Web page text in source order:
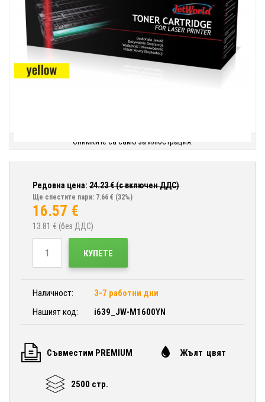
Снимките са само за илюстрация.
Редовна цена: 24.23€ (с включен ДДС)
Ще спестите пари: 7.66 € (32%)
16.57 €
13.81 € (без ДДС)
КУПЕТЕ
Наличност:
3-7 работни дни
Нашият код:
i639_JW-M1600YN
Съвместим PREMIUM Жълт цвят
2500 стр.